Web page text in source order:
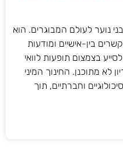
נוער לעולם המבוגרים. הוא
בין-אישיים ומודעות
בצמצום תופעות לוואי
לא מתוכנן. החינוך המיני
וחברתיים, תוך